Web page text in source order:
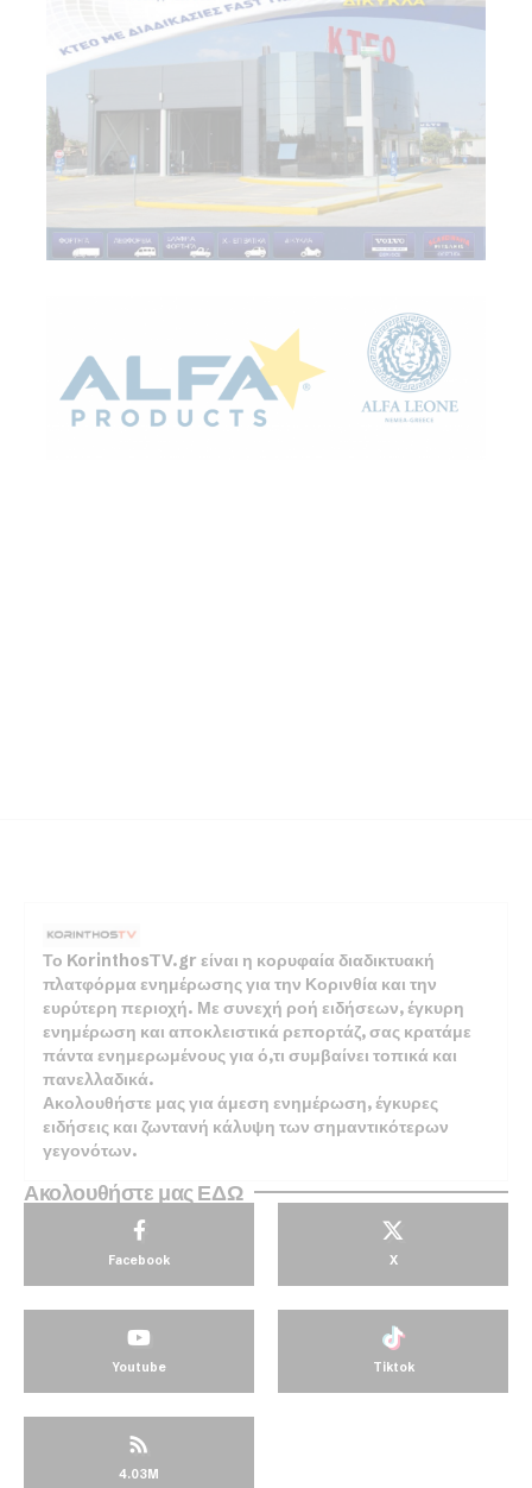
Το KorinthosTV.gr είναι η κορυφαία διαδικτυακή
πλατφόρμα ενημέρωσης για την Κορινθία και την
ευρύτερη περιοχή. Με συνεχή ροή ειδήσεων, έγκυρη
ενημέρωση και αποκλειστικά ρεπορτάζ, σας κρατάμε
πάντα ενημερωμένους για ό,τι συμβαίνει τοπικά και
πανελλαδικά.
Ακολουθήστε μας για άμεση ενημέρωση, έγκυρες
ειδήσεις και ζωντανή κάλυψη των σημαντικότερων
γεγονότων.
Ακολουθήστε μας ΕΔΩ
Facebook X
Youtube Tiktok
4.03M